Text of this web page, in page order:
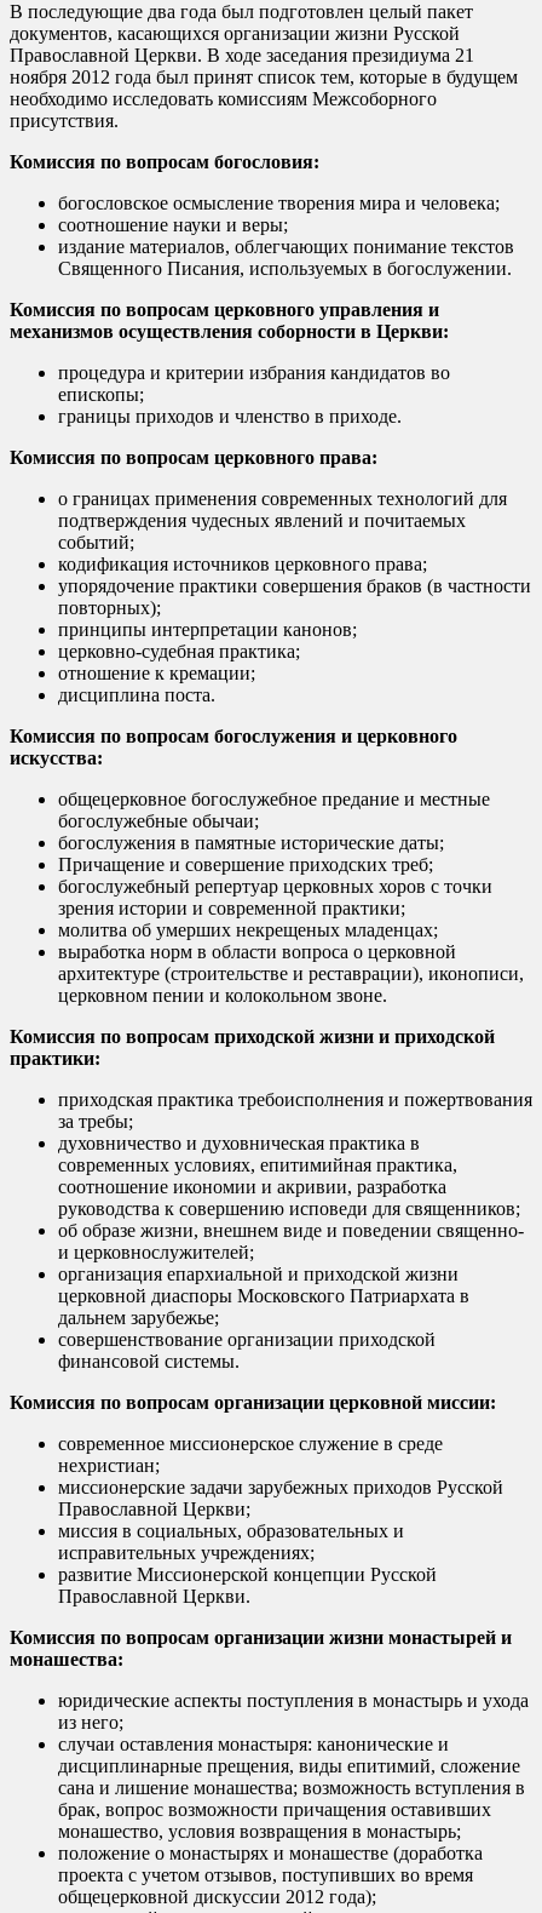
В последующие два года был подготовлен целый пакет
документов, касающихся организации жизни Русской
Православной Церкви. В ходе заседания президиума 21
ноября 2012 года был принят список тем, которые в будущем
необходимо исследовать комиссиям Межсоборного
присутствия.
Комиссия по вопросам богословия:
богословское осмысление творения мира и человека;
соотношение науки и веры;
издание материалов, облегчающих понимание текстов
Священного Писания, используемых в богослужении.
Комиссия по вопросам церковного управления и
механизмов осуществления соборности в Церкви:
процедура и критерии избрания кандидатов во
епископы;
границы приходов и членство в приходе.
Комиссия по вопросам церковного права:
о границах применения современных технологий для
подтверждения чудесных явлений и почитаемых
событий;
кодификация источников церковного права;
упорядочение практики совершения браков (в частности
повторных);
принципы интерпретации канонов;
церковно-судебная практика;
отношение к кремации;
дисциплина поста.
Комиссия по вопросам богослужения и церковного
искусства:
общецерковное богослужебное предание и местные
богослужебные обычаи;
богослужения в памятные исторические даты;
Причащение и совершение приходских треб;
богослужебный репертуар церковных хоров с точки
зрения истории и современной практики;
молитва об умерших некрещеных младенцах;
выработка норм в области вопроса о церковной
архитектуре (строительстве и реставрации), иконописи,
церковном пении и колокольном звоне.
Комиссия по вопросам приходской жизни и приходской
практики:
приходская практика требоисполнения и пожертвования
за требы;
духовничество и духовническая практика в
современных условиях, епитимийная практика,
соотношение икономии и акривии, разработка
руководства к совершению исповеди для священников;
об образе жизни, внешнем виде и поведении священно-
и церковнослужителей;
организация епархиальной и приходской жизни
церковной диаспоры Московского Патриархата в
дальнем зарубежье;
совершенствование организации приходской
финансовой системы.
Комиссия по вопросам организации церковной миссии:
современное миссионерское служение в среде
нехристиан;
миссионерские задачи зарубежных приходов Русской
Православной Церкви;
миссия в социальных, образовательных и
исправительных учреждениях;
развитие Миссионерской концепции Русской
Православной Церкви.
Комиссия по вопросам организации жизни монастырей и
монашества:
юридические аспекты поступления в монастырь и ухода
из него;
случаи оставления монастыря: канонические и
дисциплинарные прещения, виды епитимий, сложение
сана и лишение монашества; возможность вступления в
брак, вопрос возможности причащения оставивших
монашество, условия возвращения в монастырь;
положение о монастырях и монашестве (доработка
проекта с учетом отзывов, поступивших во время
общецерковной дискуссии 2012 года);